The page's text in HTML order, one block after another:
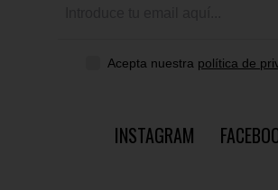
Acepta nuestra política de
INSTAGRAM